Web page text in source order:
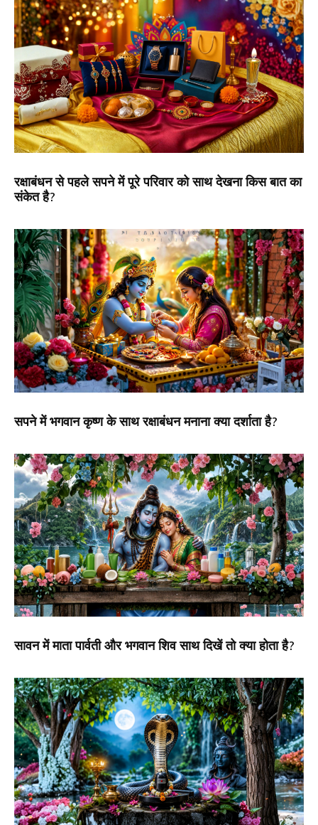
रक्षाबंधन से पहले सपने में पूरे परिवार को साथ देखना किस बात का
संकेत है?
सपने में भगवान कृष्ण के साथ रक्षाबंधन मनाना क्या दर्शाता है?
सावन में माता पार्वती और भगवान शिव साथ दिखें तो क्या होता है?